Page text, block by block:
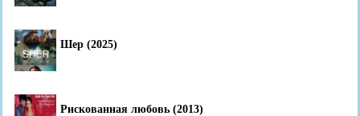
Шер (2025)
Рискованная любовь (2013)